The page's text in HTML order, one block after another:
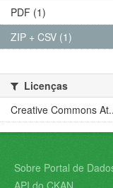
PDF (1)
ZIP + CSV (1)
Licenças
Creative Commons
Sobre Portal de
API do CKAN